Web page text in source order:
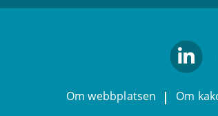
Om webbplatsen Om